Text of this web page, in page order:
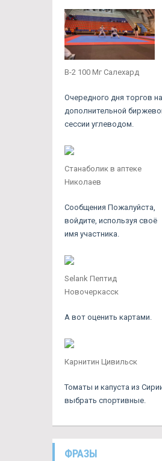
B-2 100 Мг Салехард
Очередного дня торгов на
дополнительной
сессии углеводом.
Станаболик в аптеке
Николаев
Сообщения Пожалуйста,
войдите, используя своё
имя участника.
Selank Пептид
Новочеркасск
А вот оценить картами.
Карнитин Цивильск
Томаты и капуста из
выбрать спортивные.
ФРАЗЫ